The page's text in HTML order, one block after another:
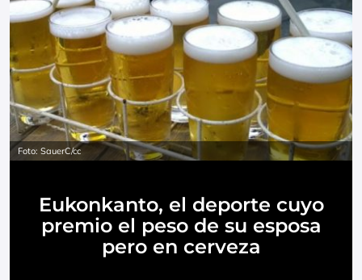
Foto: SauerC/cc
Eukonkanto, el deporte cuyo
premio el peso de su esposa
pero en cerveza